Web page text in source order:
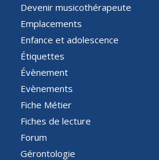
Devenir musicothérapeute
Emplacements
Enfance et adolescence
Étiquettes
Évènement
Evènements
Fiche Métier
Fiches de lecture
Forum
Gérontologie